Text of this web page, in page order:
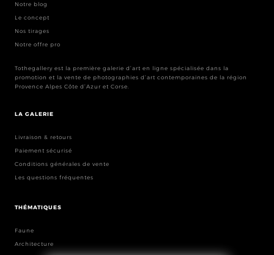
Notre blog
Le concept
Nos tirages
Notre offre pro
Tothegallery est la première galerie d’art en ligne spécialisée dans la
promotion et la vente de photographies d’art contemporaines de la région
Provence Alpes Côte d’Azur et Corse.
LA GALERIE
Livraison & retours
Paiement sécurisé
Conditions générales de vente
Les questions fréquentes
THÉMATIQUES
Faune
Architecture